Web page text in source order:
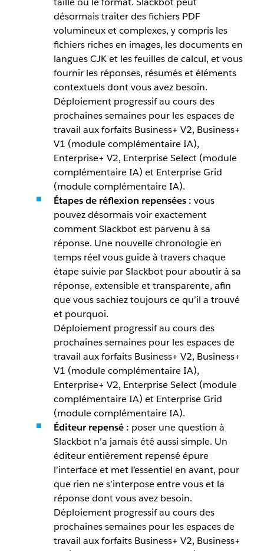
désormais traiter des fichiers PDF
volumineux et complexes, y compris les
fichiers riches en images, les documents en
langues CJK et les feuilles de calcul, et vous
fournir les réponses, résumés et éléments
contextuels dont vous avez besoin.
Déploiement progressif au cours des
prochaines semaines pour les espaces de
travail aux forfaits Business+ V2, Business+
V1 (module complémentaire IA),
Enterprise+ V2, Enterprise Select (module
complémentaire IA) et Enterprise Grid
(module complémentaire IA).
Étapes de réflexion repensées : vous
pouvez désormais voir exactement
comment Slackbot est parvenu à sa
réponse. Une nouvelle chronologie en
temps réel vous guide à travers chaque
étape suivie par Slackbot pour aboutir à sa
réponse, extensible et transparente, afin
que vous sachiez toujours ce qu’il a trouvé
et pourquoi.
Déploiement progressif au cours des
prochaines semaines pour les espaces de
travail aux forfaits Business+ V2, Business+
V1 (module complémentaire IA),
Enterprise+ V2, Enterprise Select (module
complémentaire IA) et Enterprise Grid
(module complémentaire IA).
Éditeur repensé : poser une question à
Slackbot n’a jamais été aussi simple. Un
éditeur entièrement repensé épure
l’interface et met l’essentiel en avant, pour
que rien ne s’interpose entre vous et la
réponse dont vous avez besoin.
Déploiement progressif au cours des
prochaines semaines pour les espaces de
travail aux forfaits Business+ V2, Business+